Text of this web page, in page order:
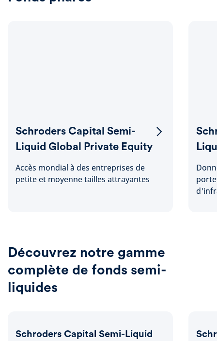
Schroders Capital Semi-
Liquid Global Private Equity
Accès mondial à des entreprises de
petite et moyenne tailles attrayantes
Découvrez notre gamme
complète de fonds semi-
liquides
Schroders Capital Semi-Liquid